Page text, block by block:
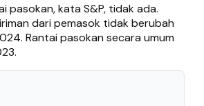
pasokan, kata S&P, tidak ada.
dari pemasok tidak berubah
Rantai pasokan secara umum